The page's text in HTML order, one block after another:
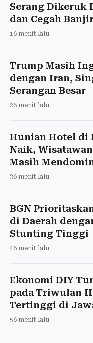
Serang Dikeruk
dan Cegah Banjir
16 menit lalu
Trump Masih
dengan Iran,
Serangan Besar
26 menit lalu
Hunian Hotel di
Naik,
Masih
36 menit lalu
BGN
di Daerah
Stunting Tinggi
46 menit lalu
Ekonomi DIY
pada Triwulan II
Tertinggi di
56 menit lalu